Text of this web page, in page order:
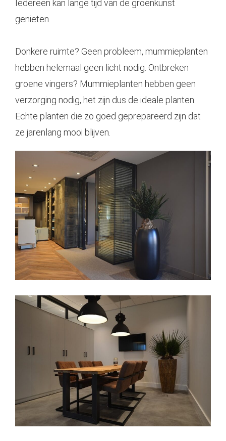
Iedereen kan lange tijd van de groenkunst
genieten.
Donkere ruimte? Geen probleem, mummieplanten
hebben helemaal geen licht nodig. Ontbreken
groene vingers? Mummieplanten hebben geen
verzorging nodig, het zijn dus de ideale planten.
Echte planten die zo goed geprepareerd zijn dat
ze jarenlang mooi blijven.